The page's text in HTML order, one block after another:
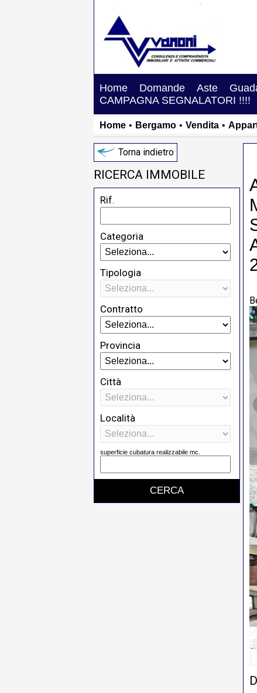
Home Domande Aste
CAMPAGNA SEGNALATORI !!!!
Home • Bergamo • Vendita •
Torna indietro
RICERCA IMMOBILE
Rif.
Categoria
Tipologia
Contratto
Provincia
Città
Località
superficie cubatura realizzabile mc.